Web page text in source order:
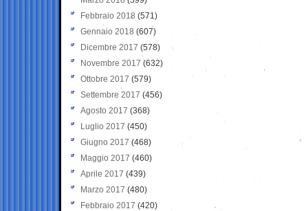
Febbraio 2018 (571)
Gennaio 2018 (607)
Dicembre 2017 (578)
Novembre 2017 (632)
Ottobre 2017 (579)
Settembre 2017 (456)
Agosto 2017 (368)
Luglio 2017 (450)
Giugno 2017 (468)
Maggio 2017 (460)
Aprile 2017 (439)
Marzo 2017 (480)
Febbraio 2017 (420)